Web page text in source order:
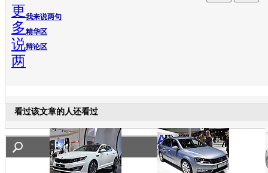
我来说两句
精华区
辩论区
更
多
说
两
看过该文章的人还看过